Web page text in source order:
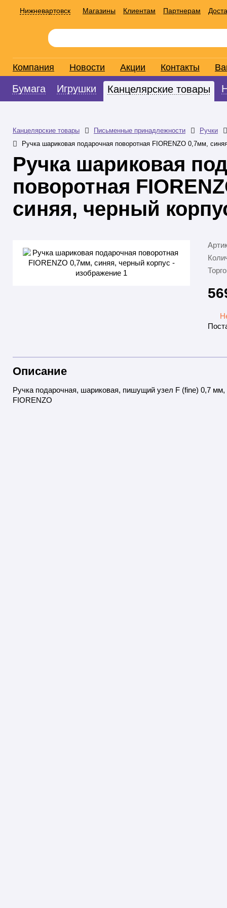
Нижневартовск Магазины Клиентам Партнерам
Компания Новости Акции Контакты
Бумага Игрушки Канцелярские товары
Канцелярские товары Письменные принадлежности
Ручки
Ручка шариковая подарочная поворотная FIORENZO 0,7мм,
Ручка шариковая
поворотная
синяя, черный
Описание
Ручка подарочная, шариковая, пишущий узел F (fine) 0,7 мм,
FIORENZO